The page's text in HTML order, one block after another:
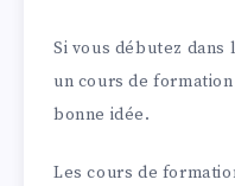
Si vous débutez
un cours de
bonne idée.
Les cours de